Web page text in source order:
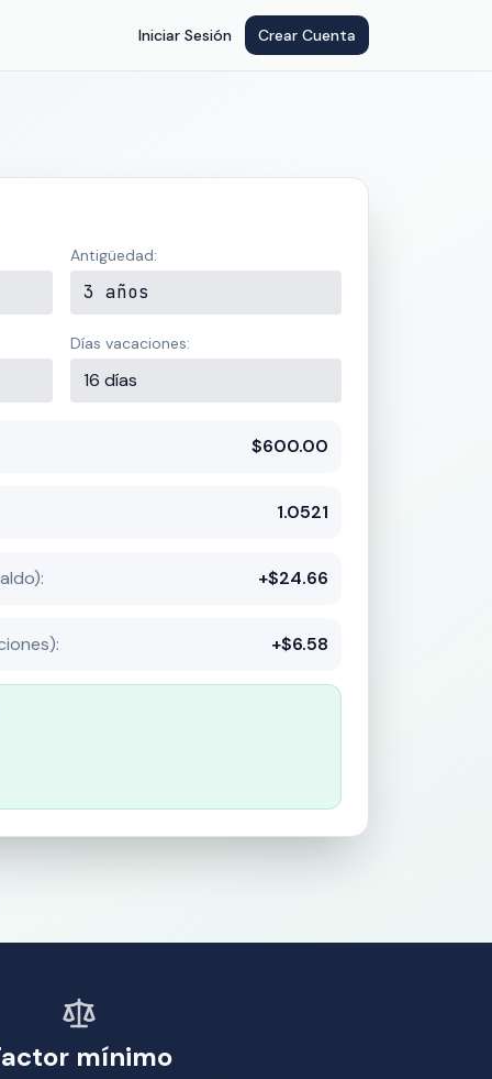
Iniciar Sesión Crear Cuenta
Antigüedad:
3 años
Días vacaciones:
16 días
$600.00
1.0521
+$24.66
+$6.58
mínimo